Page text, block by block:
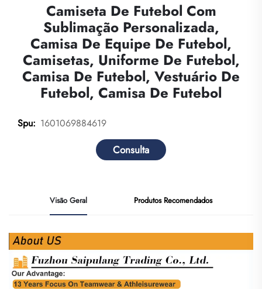
Camiseta De Futebol Com
Sublimação Personalizada,
Camisa De Equipe De Futebol,
Camisetas, Uniforme De Futebol,
Camisa De Futebol, Vestuário De
Futebol, Camisa De Futebol
Spu: 1601069884619
Consulta
Visão Geral Produtos Recomendados